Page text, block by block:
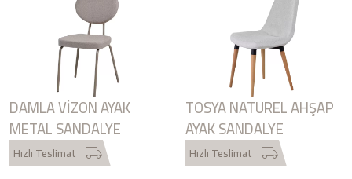
DAMLA VIZON AYAK
METAL SANDALYE
Hızlı Teslimat
TOSYA NATUREL AHŞAP
AYAK SANDALYE
Hızlı Teslimat